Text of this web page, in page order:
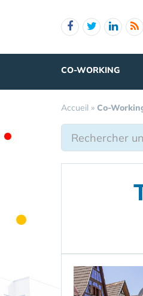
CO-WORKING
Accueil » Co-